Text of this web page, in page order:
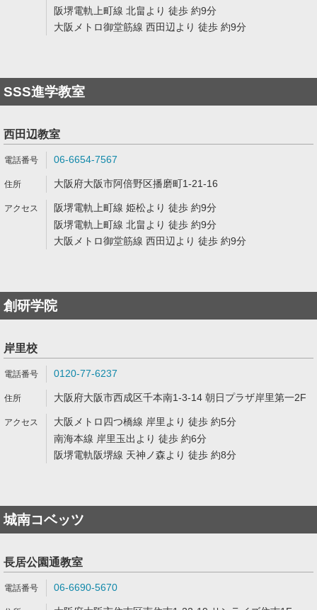
阪堺電軌上町線 北畠より 徒歩 約9分
大阪メトロ御堂筋線 西田辺より 徒歩 約9分
SSS進学教室
西田辺教室
06-6654-7567
大阪府大阪市阿倍野区播磨町1-21-16
阪堺電軌上町線 姫松より 徒歩 約9分
阪堺電軌上町線 北畠より 徒歩 約9分
大阪メトロ御堂筋線 西田辺より 徒歩 約9分
創研学院
岸里校
0120-77-6237
大阪府大阪市西成区千本南1-3-14 朝日プラザ岸里第一2F
大阪メトロ四つ橋線 岸里より 徒歩 約5分
南海本線 岸里玉出より 徒歩 約6分
阪堺電軌阪堺線 天神ノ森より 徒歩 約8分
城南コベッツ
長居公園通教室
06-6690-5670